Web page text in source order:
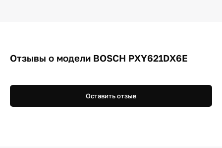
Отзывы о модели BOSCH PXY621DX6E
Оставить отзыв